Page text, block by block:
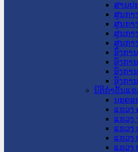
ສານປ
ສູນກາ
ສູນກາ
ສູນກາ
ສູນກາ
ອົງກາ
ອົງກາ
ອົງກາ
ອົງກາ
ນິຕິກໍາຂັ້ນແຂ
ນະ​ຄອ
ແຂວງ
ແຂວງ
ແຂວງ
ແຂວງ
ແຂວງ